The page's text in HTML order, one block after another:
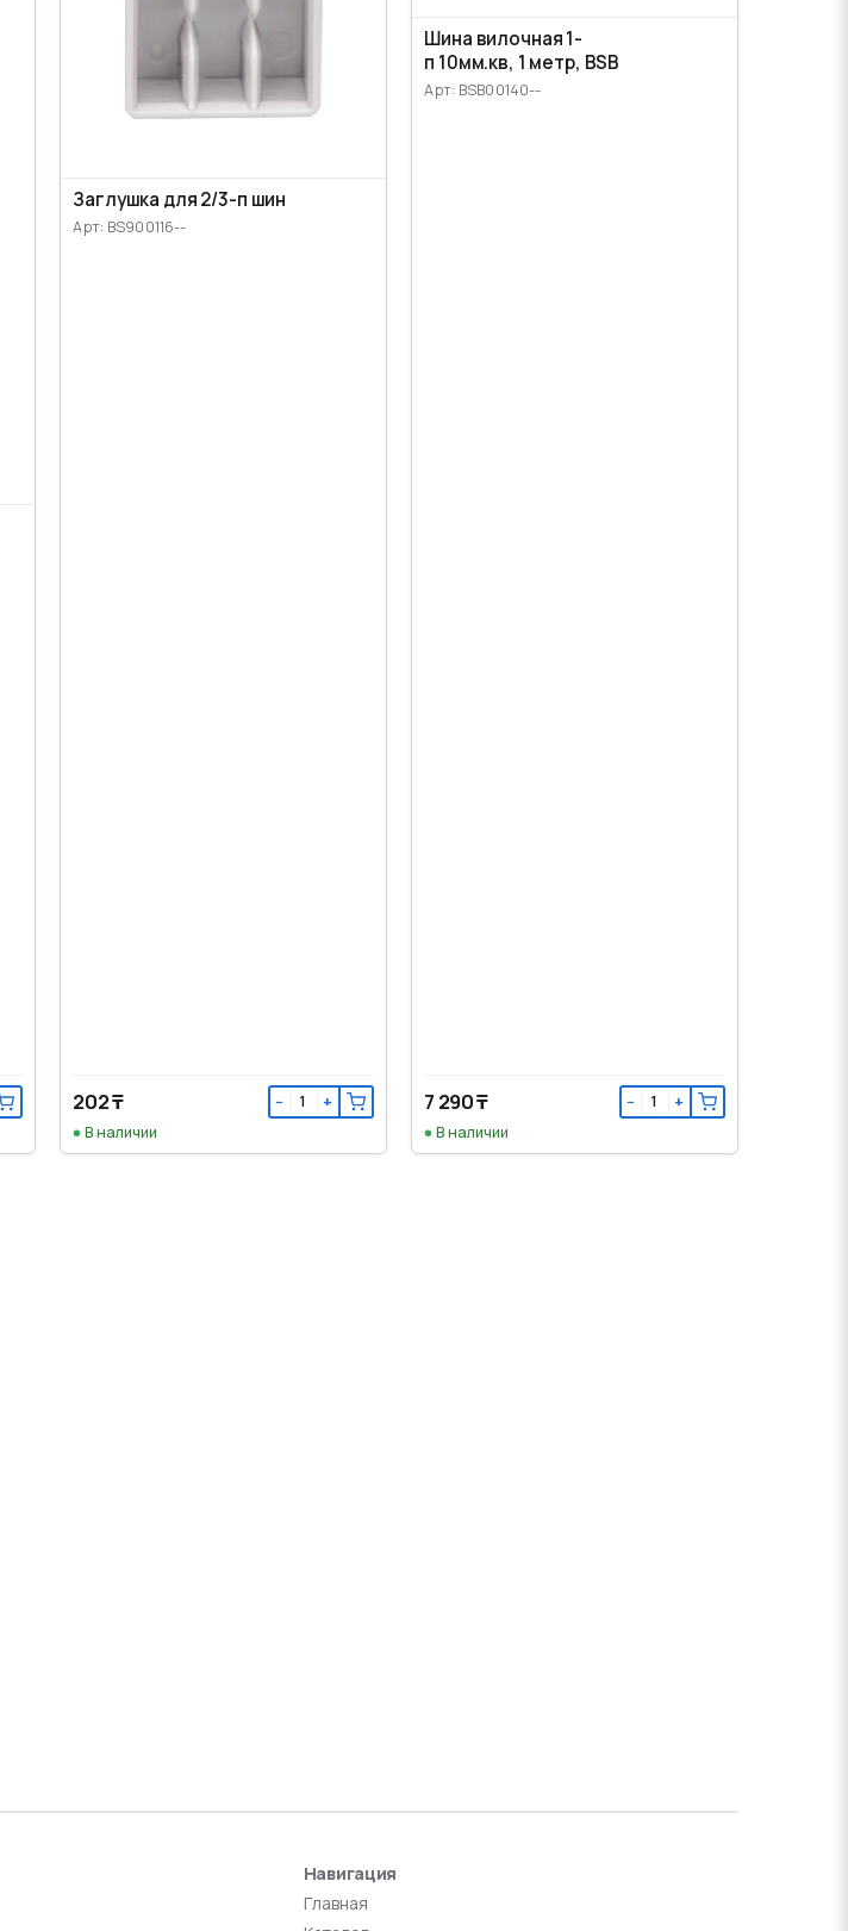
Заглушка для 2/3-п шин
Арт: BS900116--
202 ₸ − +
В наличии
Шина вилочная 1-
п 10мм.кв, 1 метр, BSB
Арт: BSB00140--
7 290 ₸ − +
В наличии
Навигация
Главная